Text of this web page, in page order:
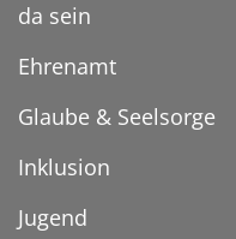
da sein
Ehrenamt
Glaube & Seelsorge
Inklusion
Jugend